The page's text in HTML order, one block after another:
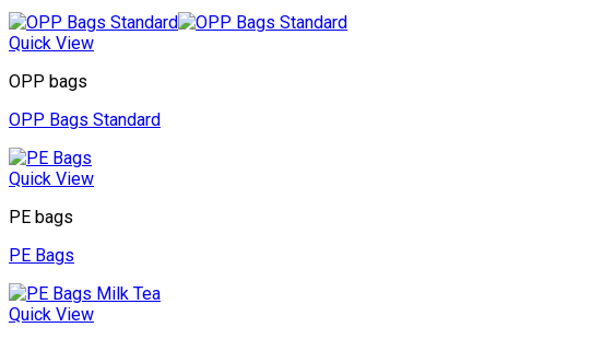
Quick View
OPP bags
OPP Bags Standard
Quick View
PE bags
PE Bags
Quick View